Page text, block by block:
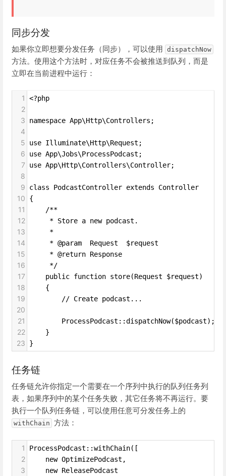
同步分发
如果你立即想要分发任务（同步），可以使用 dispatchNow
方法。使用这个方法时，对应任务不会被推送到队列，而是
立即在当前进程中运行：
1 <?php
2
3
namespace App\Http\Controllers;
4
5
use Illuminate\Http\Request;
6 use App\Jobs\ProcessPodcast;
7 use App\Http\Controllers\Controller;
8
9
class PodcastController extends Controller
10 {
11
    /**
12
     * Store a new podcast.
13
     *
14
     * @param  Request  $request
15
     * @return Response
16
     */
17
    public function store(Request $request)
18
    {
19
        // Create podcast...
20
21
        ProcessPodcast::dispatchNow($podcast);
22
    }
23 }
任务链
任务链允许你指定一个需要在一个序列中执行的队列任务列
表，如果序列中的某个任务失败，其它任务将不再运行。要
执行一个队列任务链，可以使用任意可分发任务上的
withChain 方法：
1 ProcessPodcast::withChain([
2
    new OptimizePodcast,
3
    new ReleasePodcast